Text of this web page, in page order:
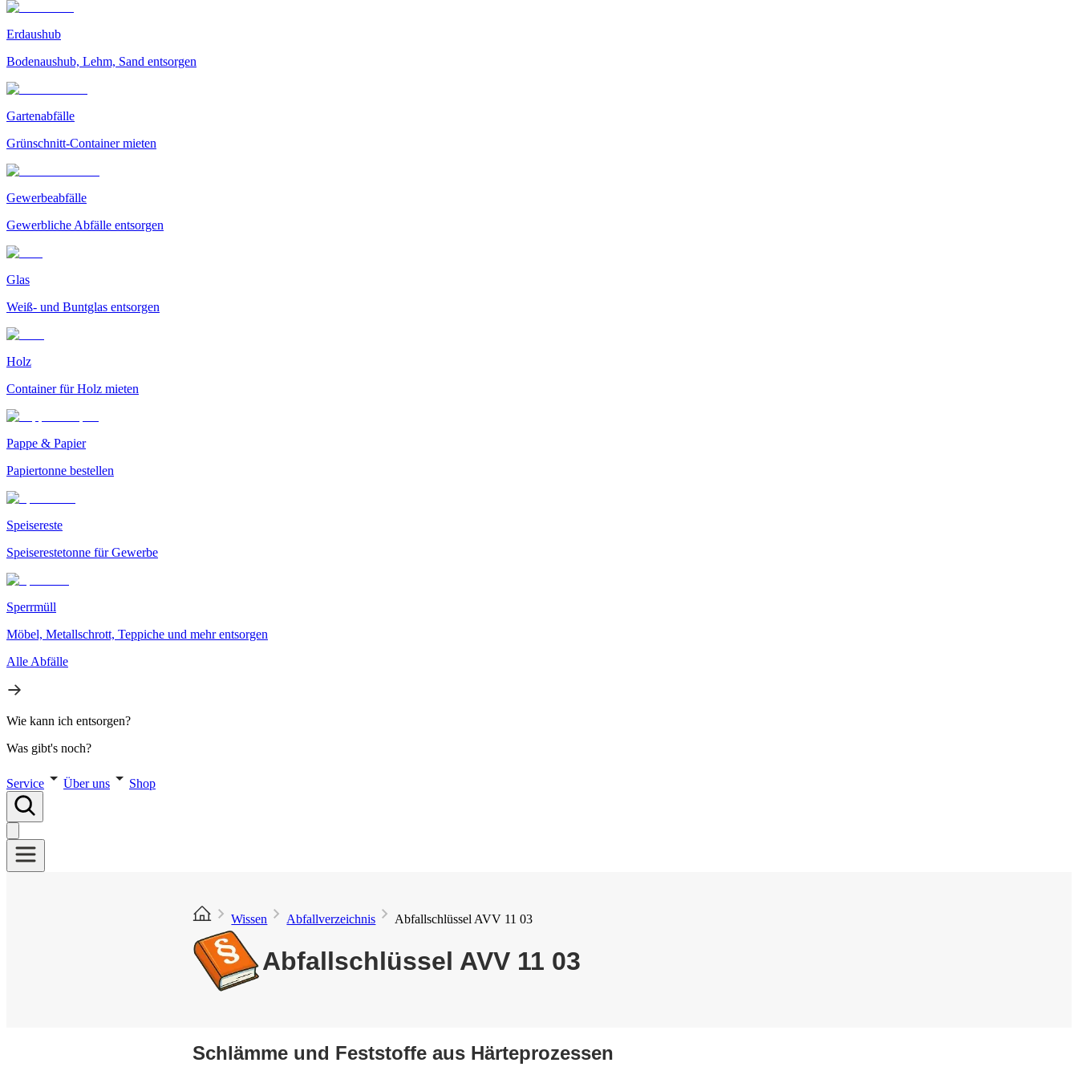
Erdaushub
Bodenaushub, Lehm, Sand entsorgen
Gartenabfälle
Grünschnitt-Container mieten
Gewerbeabfälle
Gewerbliche Abfälle entsorgen
Glas
Weiß- und Buntglas entsorgen
Holz
Container für Holz mieten
Pappe & Papier
Papiertonne bestellen
Speisereste
Speiserestetonne für Gewerbe
Sperrmüll
Möbel, Metallschrott, Teppiche und mehr entsorgen
Alle Abfälle
Wie kann ich entsorgen?
Was gibt's noch?
Service Über uns Shop
Wissen Abfallverzeichnis Abfallschlüssel AVV 11 03
Abfallschlüssel AVV 11 03
Schlämme und Feststoffe aus Härteprozessen